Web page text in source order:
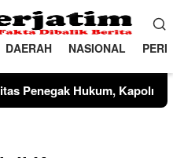
DAERAH NASIONAL
dan Kajari Musnahkan